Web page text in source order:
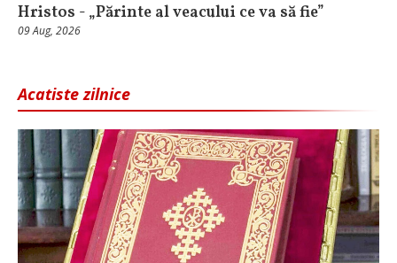
Hristos - „Părinte al veacului ce va să fie”
09 Aug, 2026
Acatiste zilnice